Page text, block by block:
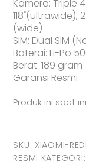
Kamera: Triple
118˚(ultrawide),
(wide)
SIM: Dual SIM
Baterai: Li-Po
Berat: 189 gram
Garansi Resmi
Produk ini saat
SKU: XIAOMI-
RESMI KATEGORI: